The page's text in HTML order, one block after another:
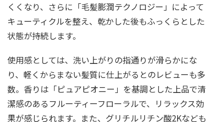
くくなり、さらに「毛髪膨潤テクノロジー」によって
キューティクルを整え、乾かした後もふっくらとした
状態が持続します。
使用感としては、洗い上がりの指通りが滑らかにな
り、軽くからまない髪質に仕上がるとのレビューも多
数。香りは「ピュアピオニー」を基調とした上品で清
潔感のあるフルーティーフローラルで、リラックス効
果が感じられます。また、グリチルリチン酸2Kなども